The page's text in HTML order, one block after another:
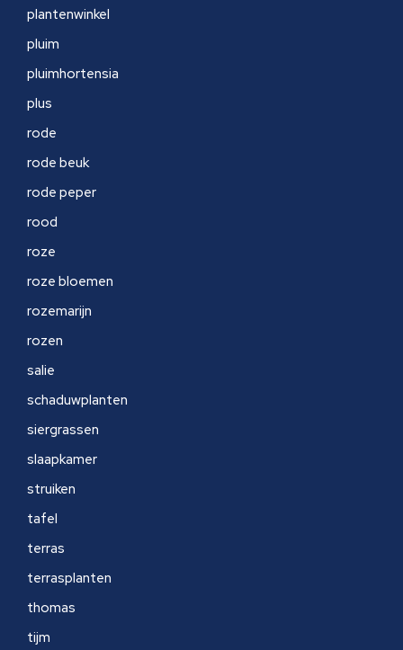
plantenwinkel
pluim
pluimhortensia
plus
rode
rode beuk
rode peper
rood
roze
roze bloemen
rozemarijn
rozen
salie
schaduwplanten
siergrassen
slaapkamer
struiken
tafel
terras
terrasplanten
thomas
tijm